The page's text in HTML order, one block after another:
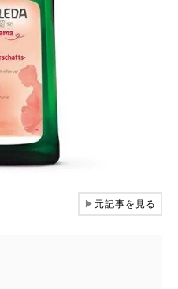
▶元記事を見る